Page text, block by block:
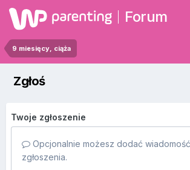
Forum
9 miesięcy, ciąża
Zgłoś
Twoje zgłoszenie
Opcjonalnie możesz dodać
zgłoszenia.